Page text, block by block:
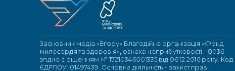
Засновник медіа «Вгору» Благодійна організація «Фонд
милосердя та здоров'я», ознака неприбутковості - 0036
згідно з рішенням № 17210346001335 від 06.12.2016 року. Код
ЄДРПОУ: 01497439. Основна діяльність – захист прав